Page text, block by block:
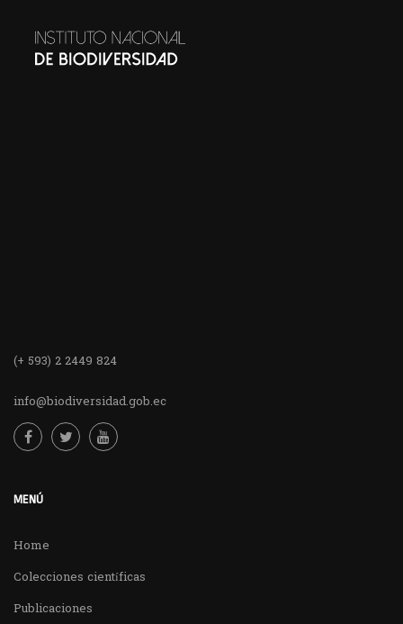
(+ 593) 2 2449 824
info@biodiversidad.gob.ec
MENÚ
Home
Colecciones científicas
Publicaciones